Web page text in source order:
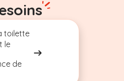
toilette
le
de